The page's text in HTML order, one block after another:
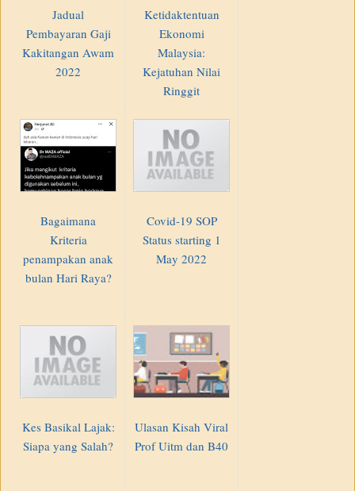
Jadual
Pembayaran Gaji
Kakitangan Awam
2022
Ketidaktentuan
Ekonomi
Malaysia:
Kejatuhan Nilai
Ringgit
Bagaimana
Kriteria
penampakan anak
bulan Hari Raya?
Covid-19 SOP
Status starting 1
May 2022
Kes Basikal Lajak:
Siapa yang Salah?
Ulasan Kisah Viral
Prof Uitm dan B40